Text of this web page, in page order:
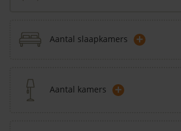
Aantal slaapkamers +
Aantal kamers +